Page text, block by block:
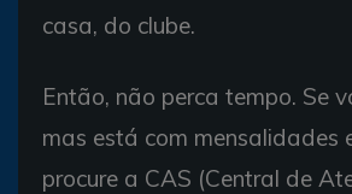
casa, do clube.
Então, não perca tempo. Se
mas está com mensalidades
procure a CAS (Central de